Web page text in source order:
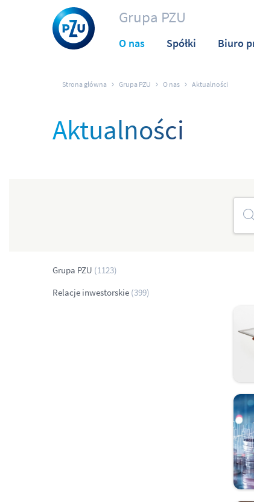
Grupa PZU
O nas Spółki Biuro
Strona główna Grupa PZU O nas Aktualności
Aktualności
Grupa PZU (1123)
Relacje inwestorskie (399)